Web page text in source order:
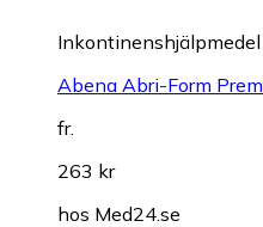
Inkontinenshjälpmedel
Abena Abri-Form
fr.
263 kr
hos Med24.se